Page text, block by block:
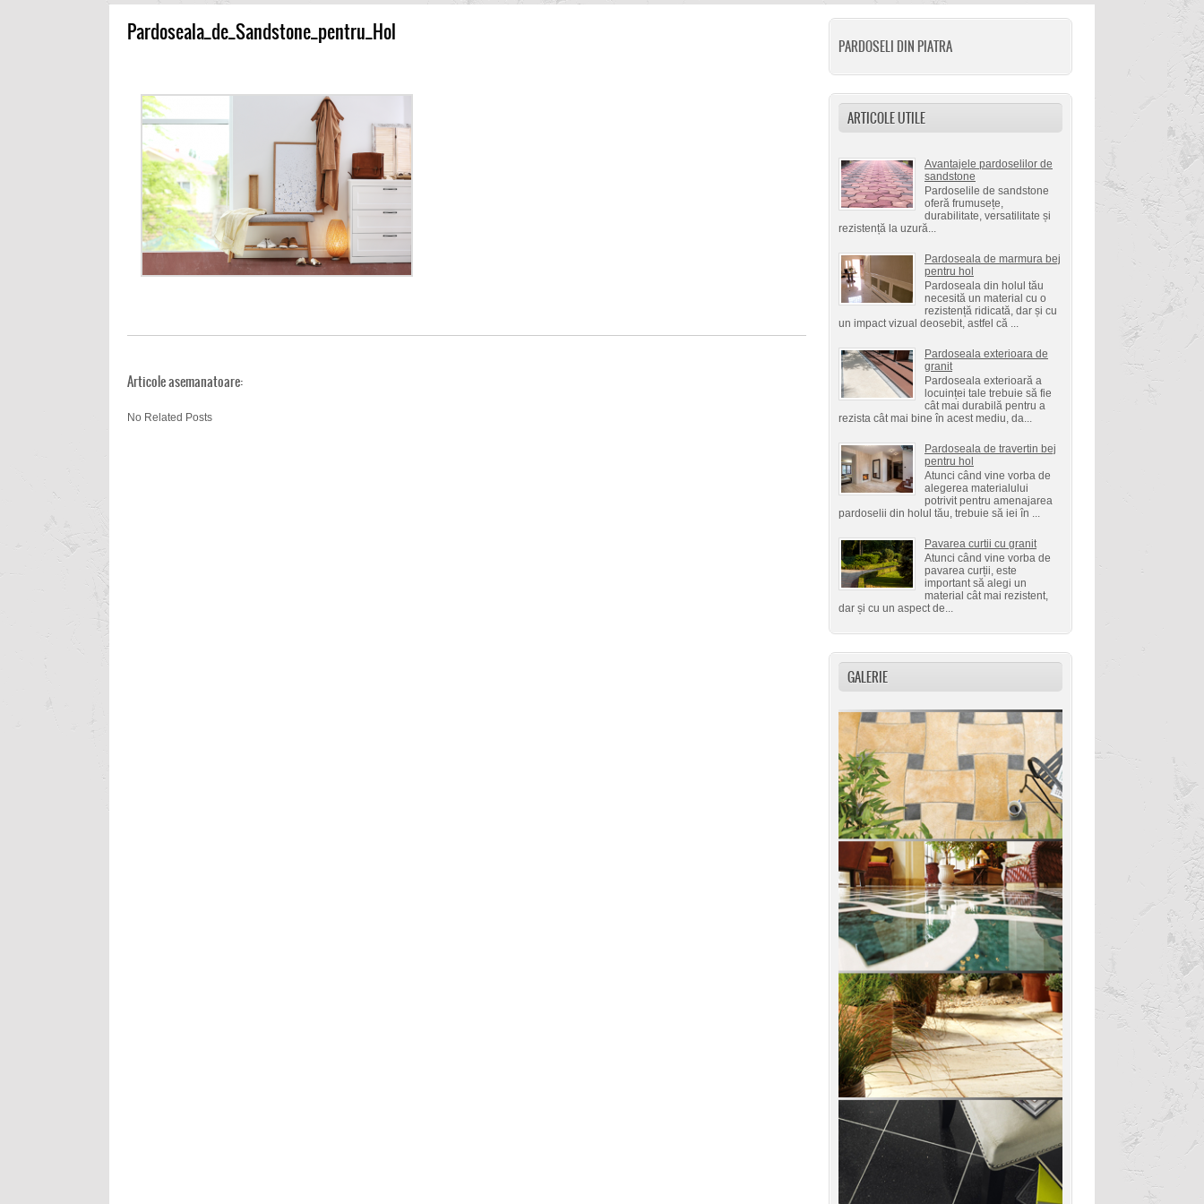
PARDOSELI DIN PIATRA
ARTICOLE UTILE
Avantajele pardoselilor de
sandstone
Pardoselile de sandstone
oferă frumusețe,
durabilitate, versatilitate și
rezistență la uzură...
Pardoseala de marmura bej
pentru hol
Pardoseala din holul tău
necesită un material cu o
rezistență ridicată, dar și cu
un impact vizual deosebit, astfel că ...
Pardoseala exterioara de
granit
Pardoseala exterioară a
locuinței tale trebuie să fie
cât mai durabilă pentru a
rezista cât mai bine în acest mediu, da...
Pardoseala de travertin bej
pentru hol
Atunci când vine vorba de
alegerea materialului
potrivit pentru amenajarea
pardoselii din holul tău, trebuie să iei în ...
Pavarea curtii cu granit
Atunci când vine vorba de
pavarea curții, este
important să alegi un
material cât mai rezistent,
dar și cu un aspect de...
GALERIE
Pardoseala_de_Sandstone_pentru_Hol
Articole asemanatoare:
No Related Posts